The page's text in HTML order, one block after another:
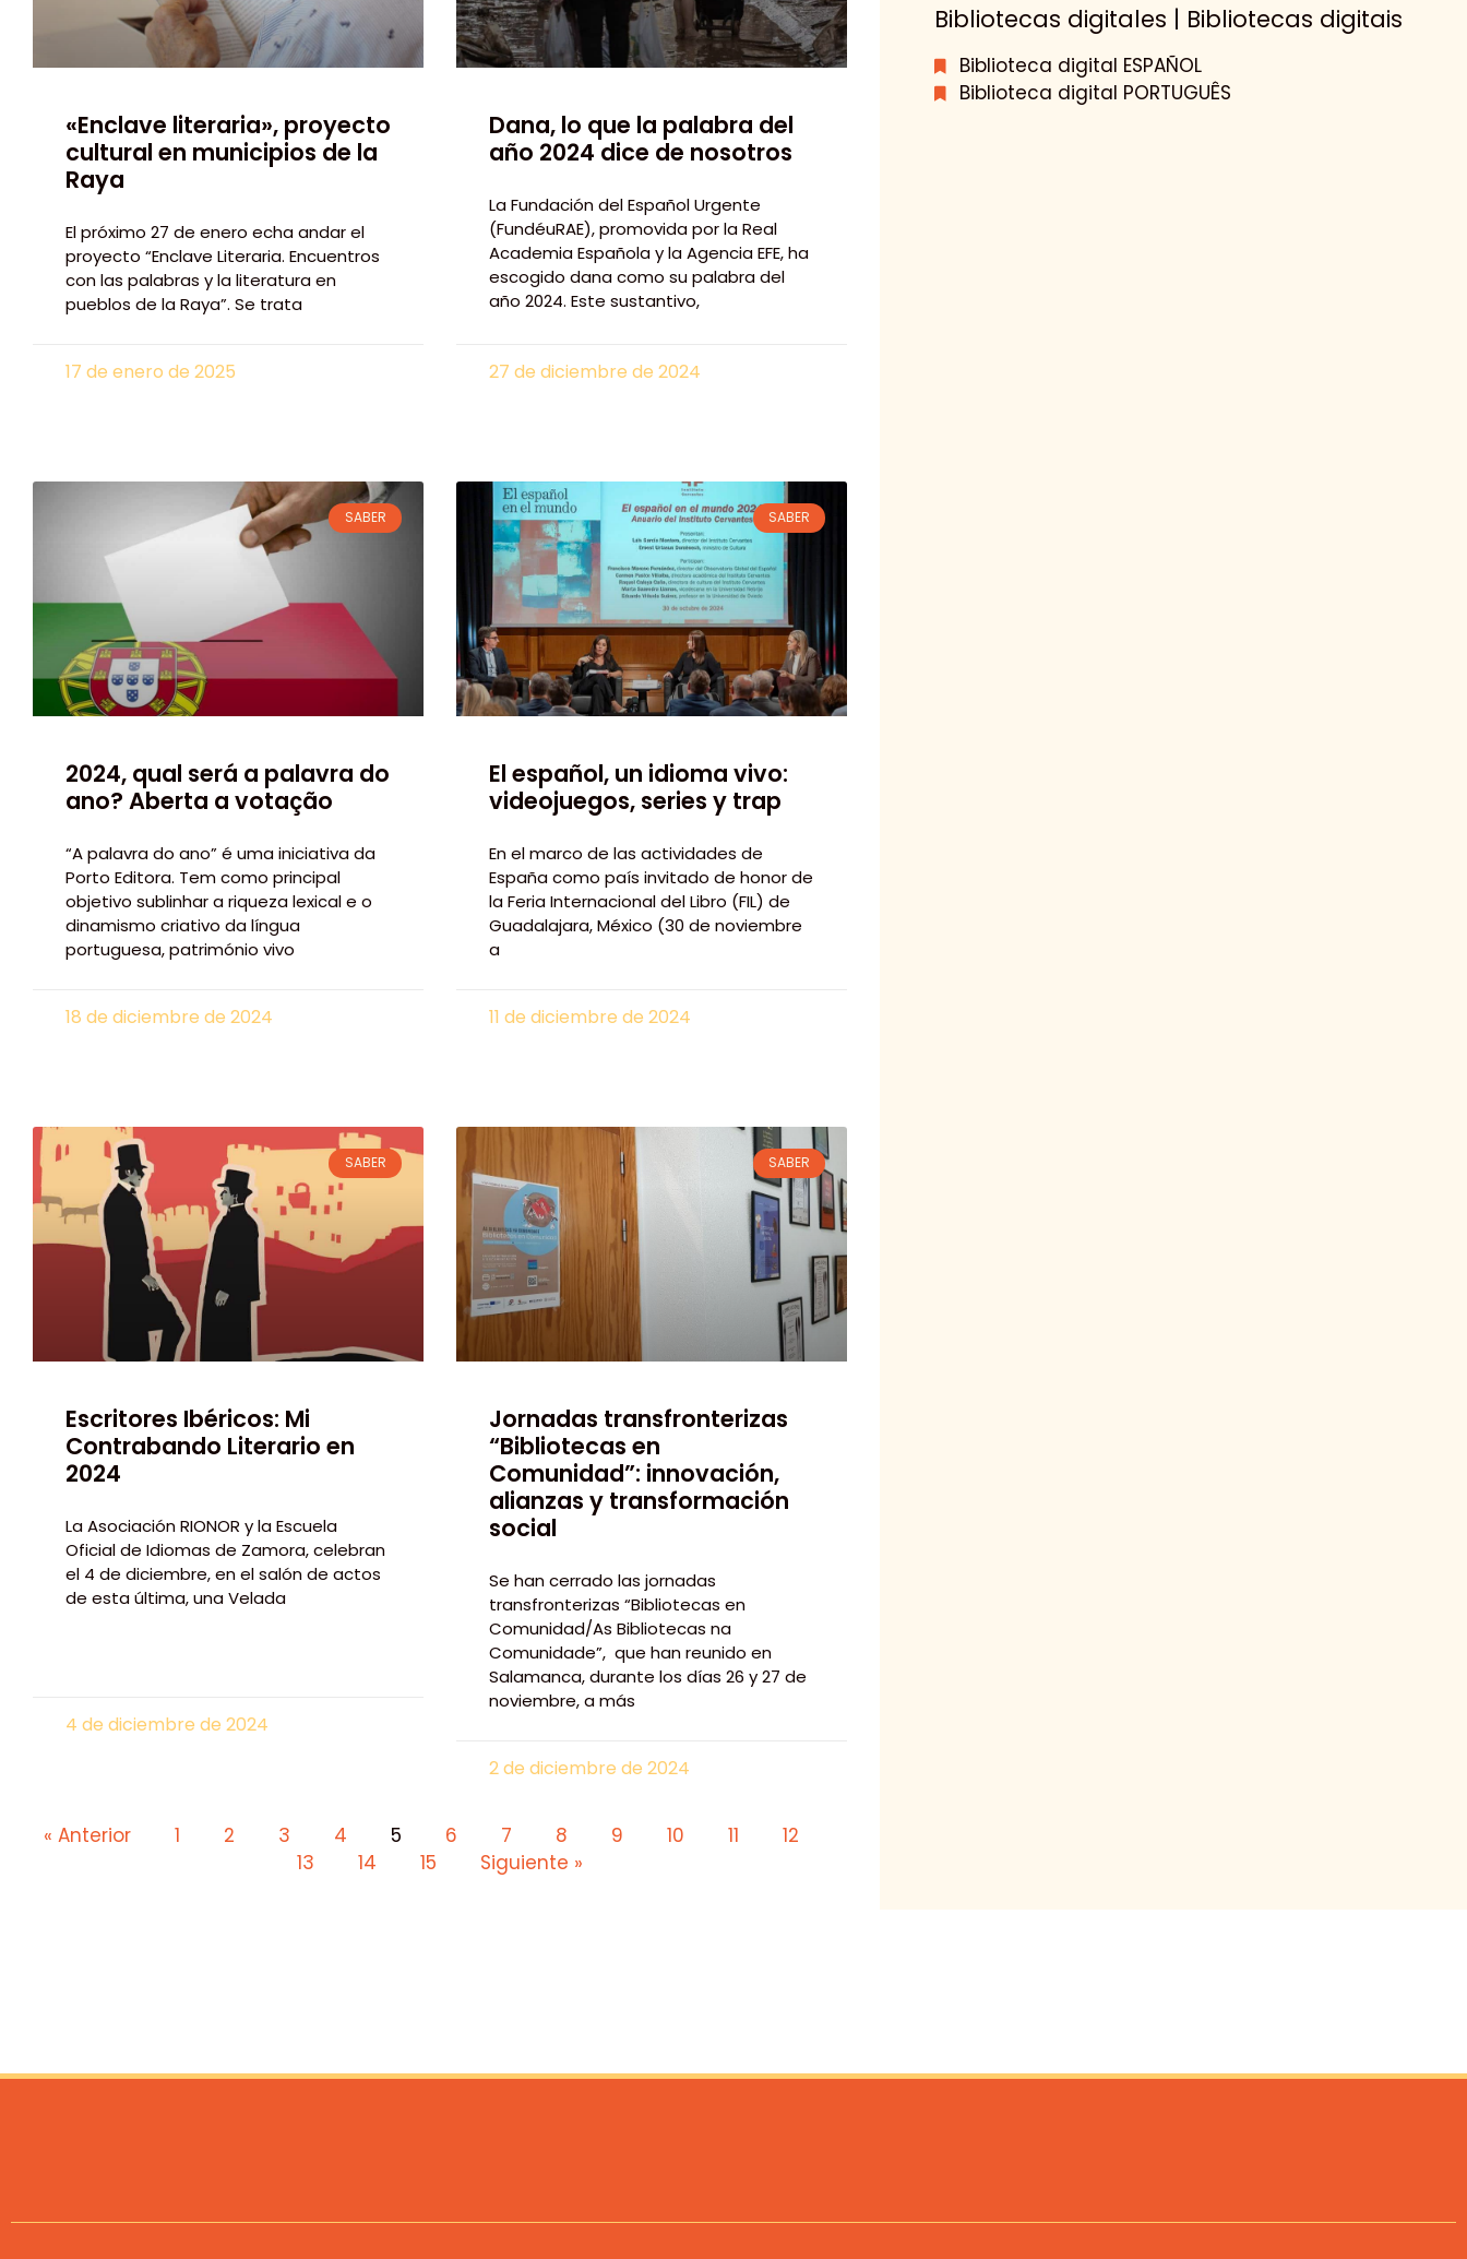
«Enclave literaria», proyecto
cultural en municipios de la
Raya
El próximo 27 de enero echa andar el
proyecto “Enclave Literaria. Encuentros
con las palabras y la literatura en
pueblos de la Raya”. Se trata
17 de enero de 2025
Dana, lo que la palabra del
año 2024 dice de nosotros
La Fundación del Español Urgente
(FundéuRAE), promovida por la Real
Academia Española y la Agencia EFE, ha
escogido dana como su palabra del
año 2024. Este sustantivo,
27 de diciembre de 2024
SABER
2024, qual será a palavra do
ano? Aberta a votação
“A palavra do ano” é uma iniciativa da
Porto Editora. Tem como principal
objetivo sublinhar a riqueza lexical e o
dinamismo criativo da língua
portuguesa, património vivo
18 de diciembre de 2024
SABER
El español, un idioma vivo:
videojuegos, series y trap
En el marco de las actividades de
España como país invitado de honor de
la Feria Internacional del Libro (FIL) de
Guadalajara, México (30 de noviembre
a
11 de diciembre de 2024
SABER
Escritores Ibéricos: Mi
Contrabando Literario en
2024
La Asociación RIONOR y la Escuela
Oficial de Idiomas de Zamora, celebran
el 4 de diciembre, en el salón de actos
de esta última, una Velada
4 de diciembre de 2024
SABER
Jornadas transfronterizas
“Bibliotecas en
Comunidad”: innovación,
alianzas y transformación
social
Se han cerrado las jornadas
transfronterizas “Bibliotecas en
Comunidad/As Bibliotecas na
Comunidade”, que han reunido en
Salamanca, durante los días 26 y 27 de
noviembre, a más
2 de diciembre de 2024
« Anterior 1 2 3 4 5 6 7 8 9 10 11
12
13
14 15 Siguiente »
Bibliotecas digitales | Bibliotecas digitais
Biblioteca digital ESPAÑOL
Biblioteca digital PORTUGUÊS